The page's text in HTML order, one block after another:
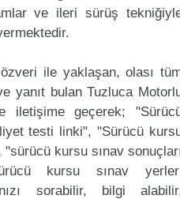
ve ileri sürüş
ile yaklaşan, olası
yanıt bulan Tuzluca
iletişime geçerek;
testi linki", "Sürücü
"sürücü kursu sınav
kursu sınav
sorabilir, bilgi